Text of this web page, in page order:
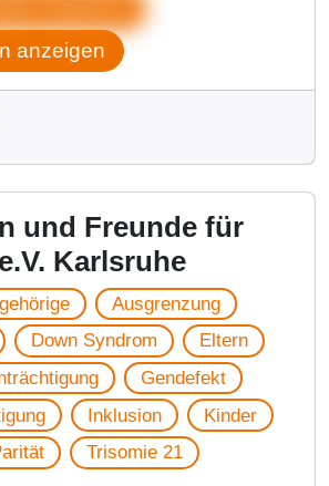
anzeigen
und Freunde für
Karlsruhe
Ausgrenzung
Down Syndrom
Eltern
Gendefekt
Inklusion
Kinder
Trisomie 21